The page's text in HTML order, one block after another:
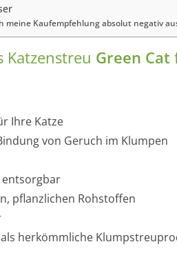
meine Kaufempfehlung absolut negativ
Katzenstreu Green Cat
Ihre Katze
von Geruch im Klumpen
entsorgbar
pflanzlichen Rohstoffen
herkömmliche